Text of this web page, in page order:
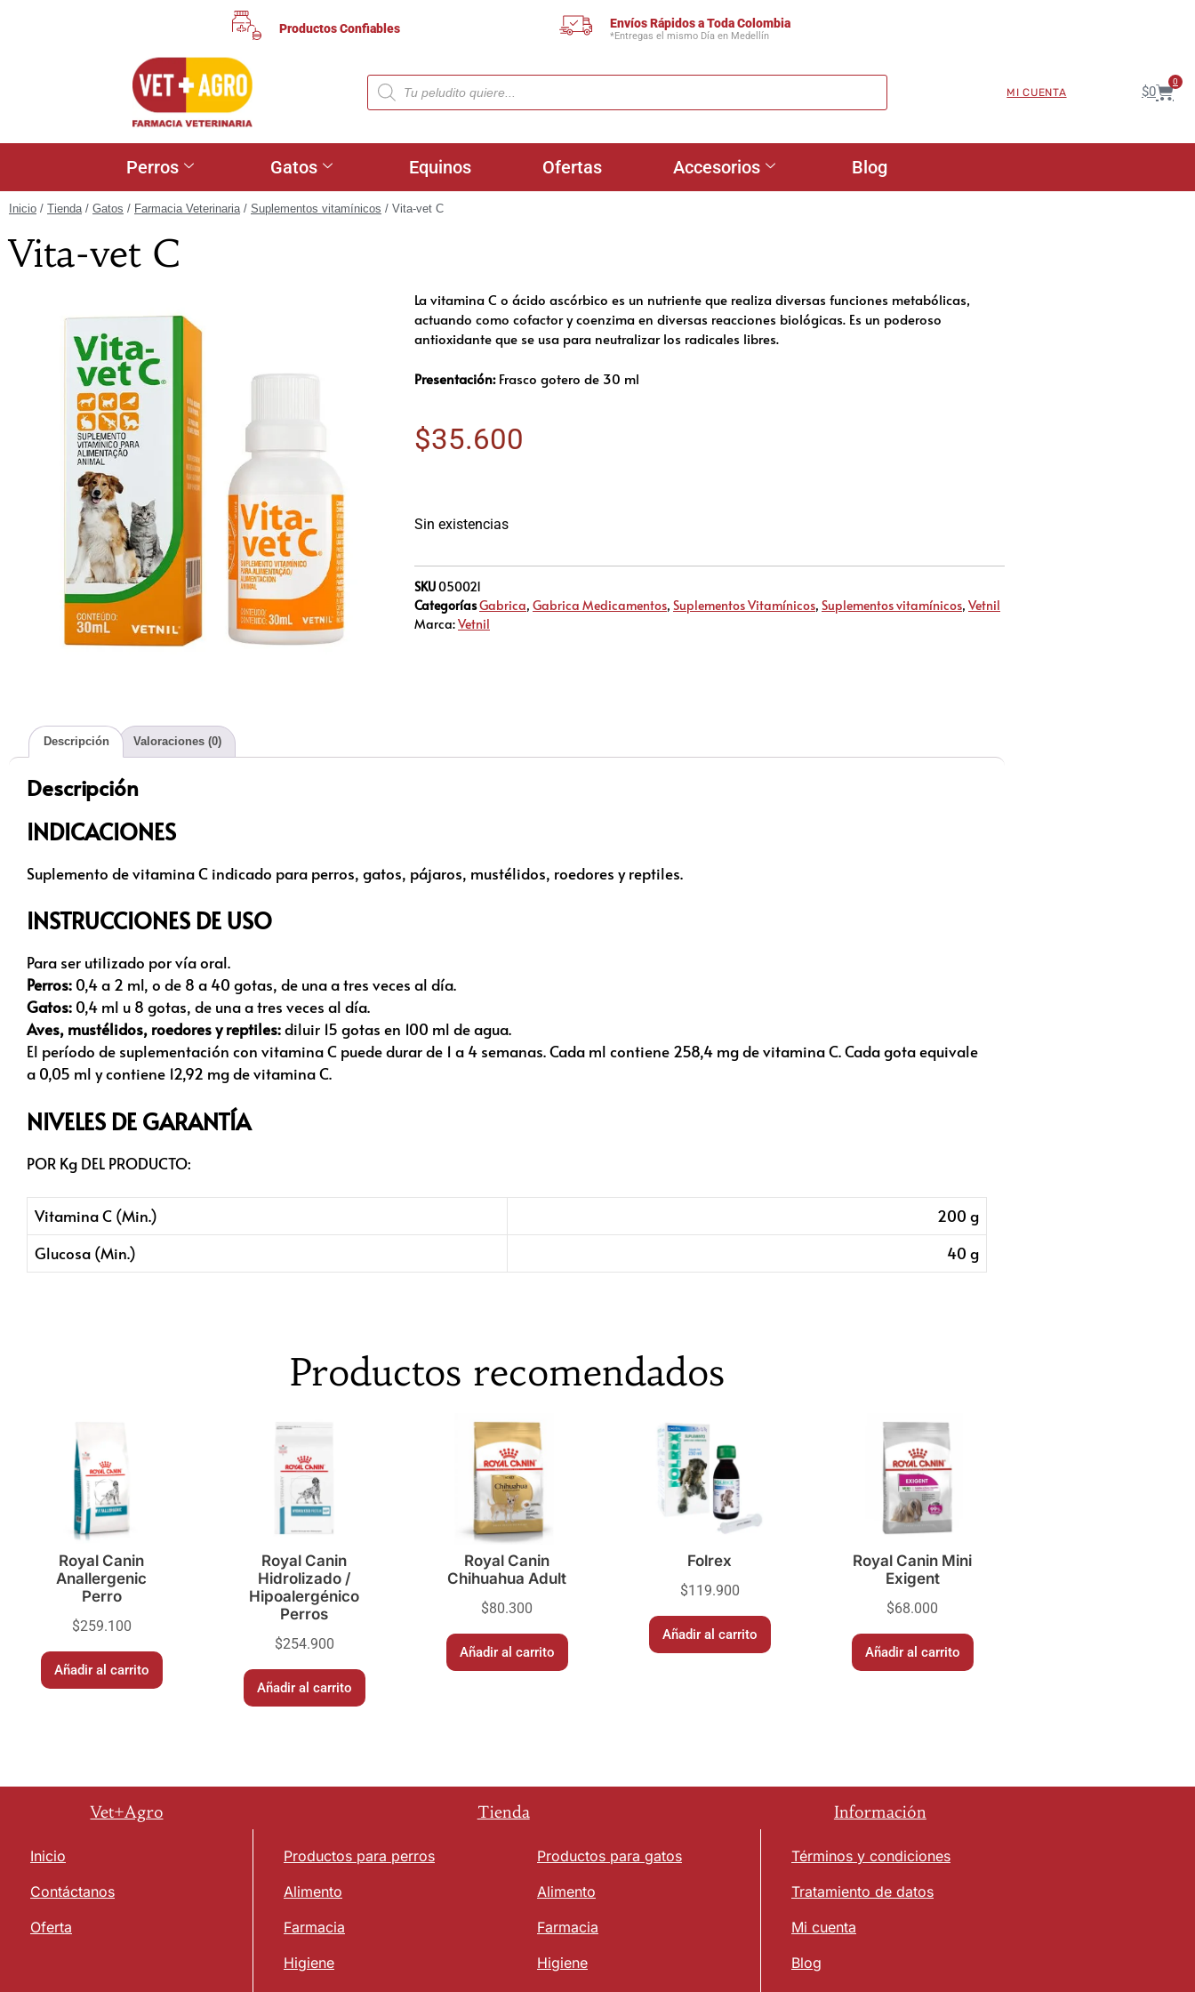
Productos Confiables Envíos Rápidos a Toda Colombia
*Entregas el mismo Día en Medellín
MI CUENTA $0
0
Perros Gatos Equinos Ofertas Accesorios Blog
Inicio / Tienda/ Gatos / Farmacia Veterinaria/ Suplementos vitamínicos / Vita-vet C
Vita-vet C
La vitamina C o ácido ascórbico es un nutriente que realiza diversas funciones metabólicas,
actuando como cofactor y coenzima en diversas reacciones biológicas. Es un poderoso
antioxidante que se usa para neutralizar los radicales libres.
Presentación:Frasco gotero de 30 ml
$35.600
Sin existencias
SKU050021
CategoríasGabrica, Gabrica Medicamentos, Suplementos Vitamínicos, Suplementos vitamínicos, Vetnil
Marca:Vetnil
Descripción Valoraciones (0)
Descripción
INDICACIONES
Suplemento de vitamina C indicado para perros, gatos, pájaros, mustélidos, roedores y reptiles.
INSTRUCCIONES DE USO
Para ser utilizado por vía oral.
Perros: 0,4 a 2 ml, o de 8 a 40 gotas, de una a tres veces al día.
Gatos: 0,4 ml u 8 gotas, de una a tres veces al día.
Aves, mustélidos, roedores y reptiles:diluir 15 gotas en 100 ml de agua.
El período de suplementación con vitamina C puede durar de 1 a 4 semanas. Cada ml contiene 258,4 mg de vitamina C. Cada gota equivale
a 0,05 ml y contiene 12,92 mg de vitamina C.
NIVELES DE GARANTÍA
POR Kg DEL PRODUCTO:
Vitamina C (Min.)
200 g
Glucosa (Min.)
40 g
Productos recomendados
Royal Canin
Anallergenic
Perro
$259.100
Añadir al carrito
Royal Canin
Hidrolizado /
Hipoalergénico
Perros
$254.900
Añadir al carrito
Royal Canin
Chihuahua Adult
$80.300
Añadir al carrito
Folrex
$119.900
Añadir al carrito
Royal Canin Mini
Exigent
$68.000
Añadir al carrito
Vet+Agro Tienda Información
Inicio
Contáctanos
Oferta
Productos para perros
Alimento
Farmacia
Higiene
Productos para gatos
Alimento
Farmacia
Higiene
Términos y condiciones
Tratamiento de datos
Mi cuenta
Blog